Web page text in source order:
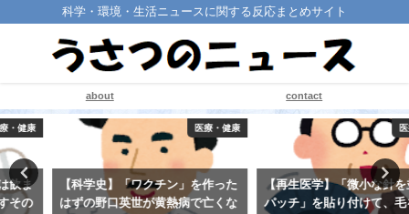
科学・環境・生活ニュースに関する反応まとめサイト
about contact
【科学史】「ワクチン」を作った
はずの野口英世が黄熱病で亡くな
医療・健康
【再生医学】「微小な針を並べた
パッチ」を貼り付けて、毛を再生